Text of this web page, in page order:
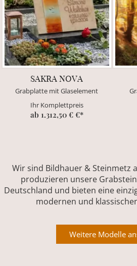
SAKRA NOVA
Grabplatte mit Glaselement
Ihr Komplettpreis
ab 1.312,50 € €*
Wir sind Bildhauer & Steinmetz
produzieren unsere
Deutschland und bieten eine
modernen und
Weitere Modelle